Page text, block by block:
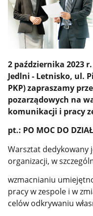
2 października 2023
Jedlni - Letnisko, ul.
PKP) zapraszamy
pozarządowych na
komunikacji i pracy
pt.: PO MOC DO
Warsztat dedykowany
organizacji, w
wzmacnianiu
pracy w zespole i w
celów odkrywaniu